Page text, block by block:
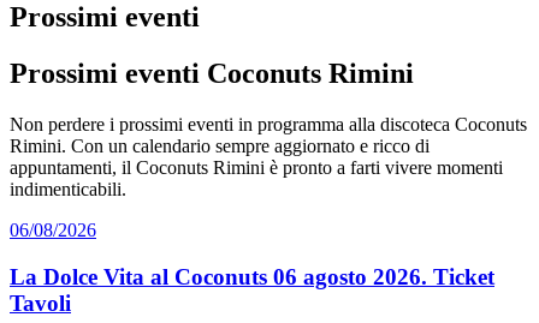
Prossimi eventi
Prossimi eventi Coconuts Rimini
Non perdere i prossimi eventi in programma alla discoteca Coconuts
Rimini. Con un calendario sempre aggiornato e ricco di
appuntamenti, il Coconuts Rimini è pronto a farti vivere momenti
indimenticabili.
06/08/2026
La Dolce Vita al Coconuts 06 agosto 2026. Ticket
Tavoli